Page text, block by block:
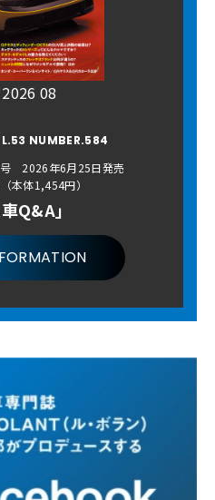
08
NUMBER.584
2026年6月25日発売
本体1,454円）
Q&A」